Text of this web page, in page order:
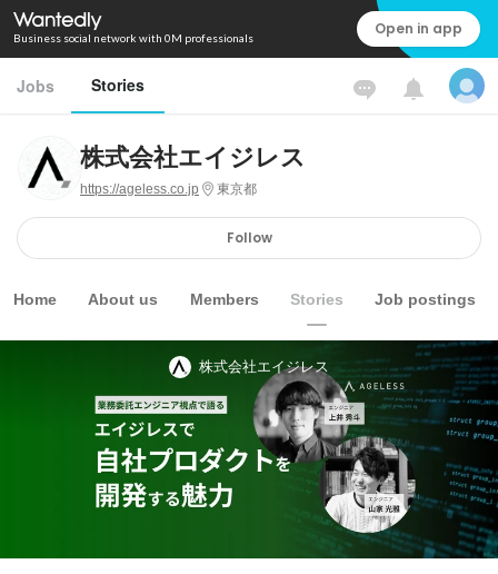
Business social network with 0M professionals Open in app
Jobs Stories
株式会社エイジレス
https://ageless.co.jp 東京都
Follow
Home About us Members Stories Job postings
株式会社エイジレス